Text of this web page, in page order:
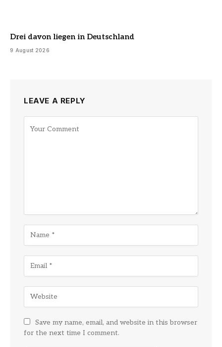
Drei davon liegen in Deutschland
9 August 2026
LEAVE A REPLY
Save my name, email, and website in this browser
for the next time I comment.